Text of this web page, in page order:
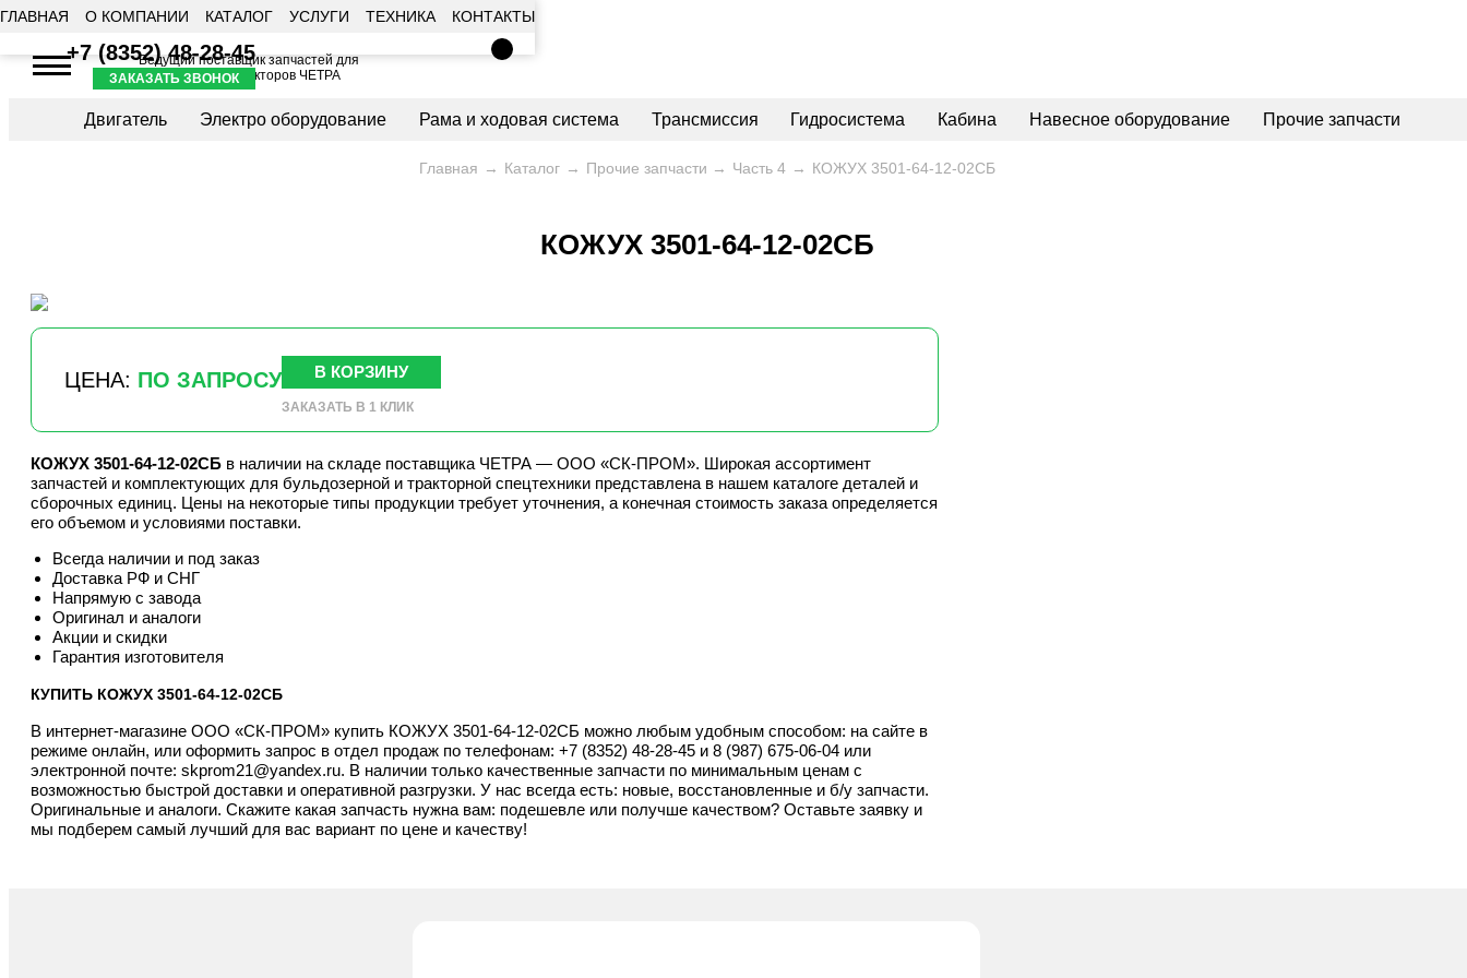
ГЛАВНАЯ О КОМПАНИИ КАТАЛОГ УСЛУГИ ТЕХНИКА КОНТАКТЫ
Ведущий поставщик запчастей для
бульдозеров и тракторов ЧЕТРА
+7 (8352) 48-28-45
ЗАКАЗАТЬ ЗВОНОК
Двигатель Электро оборудование Рама и ходовая система Трансмиссия Гидросистема Кабина Навесное оборудование Прочие запчасти
Главная Каталог Прочие запчасти Часть 4 КОЖУХ 3501-64-12-02СБ
КОЖУХ 3501-64-12-02СБ
ЦЕНА: ПО ЗАПРОСУ В КОРЗИНУ
ЗАКАЗАТЬ В 1 КЛИК
КОЖУХ 3501-64-12-02СБ в наличии на складе поставщика ЧЕТРА — ООО «СК-ПРОМ». Широкая ассортимент
запчастей и комплектующих для бульдозерной и тракторной спецтехники представлена в нашем каталоге деталей и
сборочных единиц. Цены на некоторые типы продукции требует уточнения, а конечная стоимость заказа определяется
его объемом и условиями поставки.
Всегда наличии и под заказ
Доставка РФ и СНГ
Напрямую с завода
Оригинал и аналоги
Акции и скидки
Гарантия изготовителя
КУПИТЬ КОЖУХ 3501-64-12-02СБ
В интернет-магазине ООО «СК-ПРОМ» купить КОЖУХ 3501-64-12-02СБ можно любым удобным способом: на сайте в
режиме онлайн, или оформить запрос в отдел продаж по телефонам: +7 (8352) 48-28-45 и 8 (987) 675-06-04 или
электронной почте: skprom21@yandex.ru. В наличии только качественные запчасти по минимальным ценам с
возможностью быстрой доставки и оперативной разгрузки. У нас всегда есть: новые, восстановленные и б/у запчасти.
Оригинальные и аналоги. Скажите какая запчасть нужна вам: подешевле или получше качеством? Оставьте заявку и
мы подберем самый лучший для вас вариант по цене и качеству!